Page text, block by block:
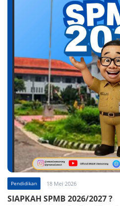
Pendidikan 18 Mei 2026
SIAPKAH SPMB 2026/2027 ?